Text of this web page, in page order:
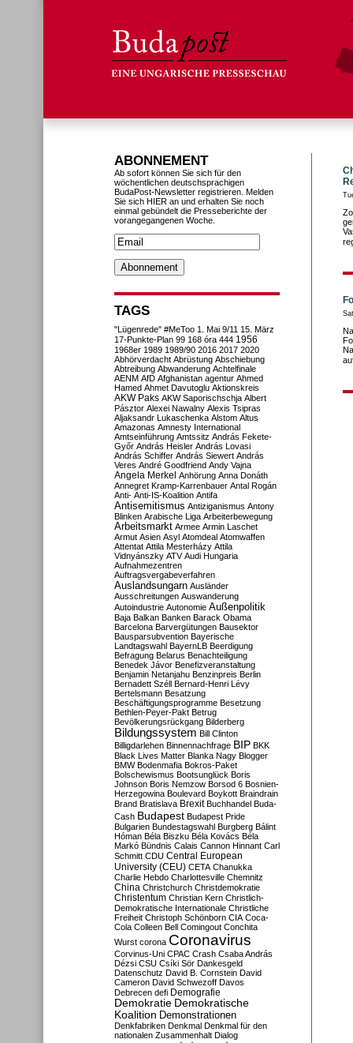
ABONNEMENT
Ab sofort können Sie sich für den
wöchentlichen deutschsprachigen
BudaPost-Newsletter registrieren. Melden
Sie sich HIER an und erhalten Sie noch
einmal gebündelt die Presseberichte der
vorangegangenen Woche.
TAGS
"Lügenrede" #MeToo 1. Mai 9/11 15. März
17-Punkte-Plan 99 168 óra 444 1956
1968er 1989 1989/90 2016 2017 2020
Abhörverdacht Abrüstung Abschiebung
Abtreibung Abwanderung Achtelfinale
AENM AfD Afghanistan agentur Ahmed
Hamed Ahmet Davutoglu Aktionskreis
AKW Paks AKW Saporischschja Albert
Pásztor Alexei Nawalny Alexis Tsipras
Aljaksandr Lukaschenka Alstom Altus
Amazonas Amnesty International
Amtseinführung Amtssitz András Fekete-
Győr András Heisler András Lovasi
András Schiffer András Siewert András
Veres André Goodfriend Andy Vajna
Angela Merkel Anhörung Anna Donáth
Annegret Kramp-Karrenbauer Antal Rogán
Anti- Anti-IS-Koalition Antifa
Antisemitismus Antiziganismus Antony
Blinken Arabische Liga Arbeiterbewegung
Arbeitsmarkt Armee Armin Laschet
Armut Asien Asyl Atomdeal Atomwaffen
Attentat Attila Mesterházy Attila
Vidnyánszky ATV Audi Hungaria
Aufnahmezentren
Auftragsvergabeverfahren
Auslandsungarn Ausländer
Ausschreitungen Auswanderung
Autoindustrie Autonomie Außenpolitik
Baja Balkan Banken Barack Obama
Barcelona Barvergütungen Bausektor
Bausparsubvention Bayerische
Landtagswahl BayernLB Beerdigung
Befragung Belarus Benachteiligung
Benedek Jávor Benefizveranstaltung
Benjamin Netanjahu Benzinpreis Berlin
Bernadett Széll Bernard-Henri Lévy
Bertelsmann Besatzung
Beschäftigungsprogramme Besetzung
Bethlen-Peyer-Pakt Betrug
Bevölkerungsrückgang Bilderberg
Bildungssystem Bill Clinton
Billigdarlehen Binnennachfrage BIP BKK
Black Lives Matter Blanka Nagy Blogger
BMW Bodenmafia Bokros-Paket
Bolschewismus Bootsunglück Boris
Johnson Boris Nemzow Borsod 6 Bosnien-
Herzegowina Boulevard Boykott Braindrain
Brand Bratislava Brexit Buchhandel Buda-
Cash Budapest Budapest Pride
Bulgarien Bundestagswahl Burgberg Bálint
Hóman Béla Biszku Béla Kovács Béla
Markó Bündnis Calais Cannon Hinnant Carl
Schmitt CDU Central European
University (CEU) CETA Chanukka
Charlie Hebdo Charlottesville Chemnitz
China Christchurch Christdemokratie
Christentum Christian Kern Christlich-
Demokratische Internationale Christliche
Freiheit Christoph Schönborn CIA Coca-
Cola Colleen Bell Comingout Conchita
Wurst corona Coronavirus
Corvinus-Uni CPAC Crash Csaba András
Dézsi CSU Csíki Sör Dankesgeld
Datenschutz David B. Cornstein David
Cameron David Schwezoff Davos
Debrecen defi Demografie
Demokratie Demokratische
Koalition Demonstrationen
Denkfabriken Denkmal Denkmal für den
nationalen Zusammenhalt Dialog